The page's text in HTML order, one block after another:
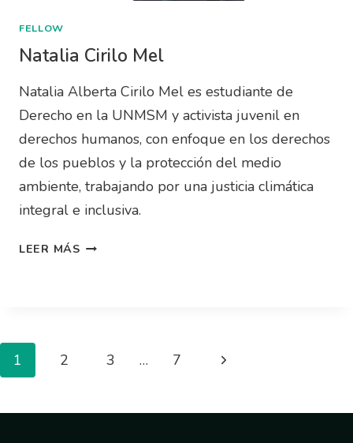
FELLOW
Natalia Cirilo Mel
Natalia Alberta Cirilo Mel es estudiante de
Derecho en la UNMSM y activista juvenil en
derechos humanos, con enfoque en los derechos
de los pueblos y la protección del medio
ambiente, trabajando por una justicia climática
integral e inclusiva.
LEER MÁS
1 2 3 … 7